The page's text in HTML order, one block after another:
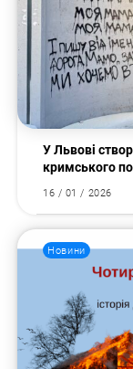
У Львові
кримського
16 / 01 / 2026
Новини